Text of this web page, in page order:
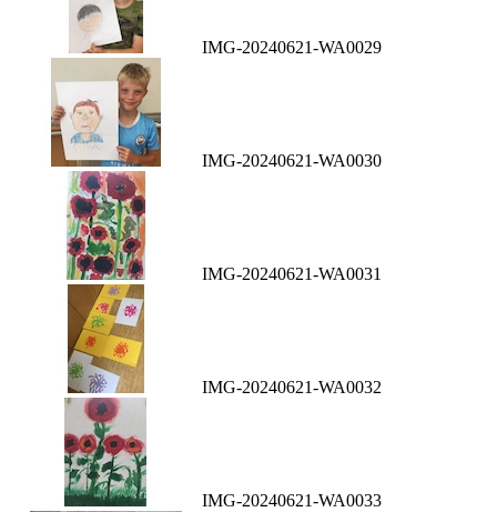
IMG-20240621-WA0029
IMG-20240621-WA0030
IMG-20240621-WA0031
IMG-20240621-WA0032
IMG-20240621-WA0033